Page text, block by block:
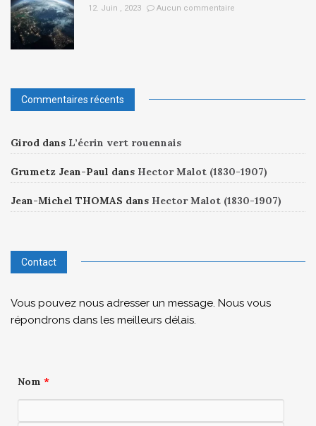
12. Juin , 2023 Aucun commentaire
Commentaires récents
Girod dans L’écrin vert rouennais
Grumetz Jean-Paul dans Hector Malot (1830-1907)
Jean-Michel THOMAS dans Hector Malot (1830-1907)
Contact
Vous pouvez nous adresser un message. Nous vous
répondrons dans les meilleurs délais.
Nom *